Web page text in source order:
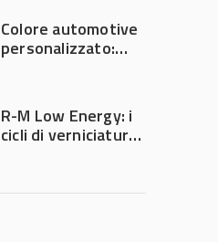
Colore automotive
personalizzato:
diventa ingegneria
di precisione
R-M Low Energy: i
cicli di verniciatura
tempi e costi in